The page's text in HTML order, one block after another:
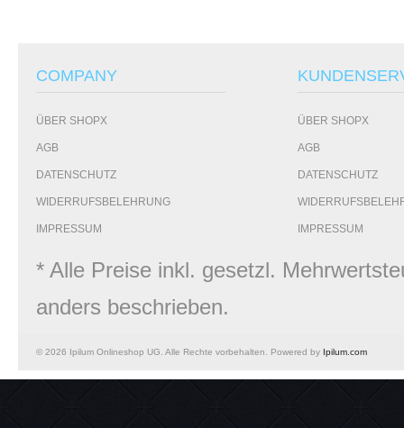
COMPANY
ÜBER SHOPX
AGB
DATENSCHUTZ
WIDERRUFSBELEHRUNG
IMPRESSUM
ÜBER SHOPX
AGB
DATENSCHUTZ
IMPRESSUM
* Alle Preise inkl. gesetzl.
anders beschrieben.
© 2026 Ipilum Onlineshop UG. Alle Rechte vorbehalten. Powered by Ipilum.com